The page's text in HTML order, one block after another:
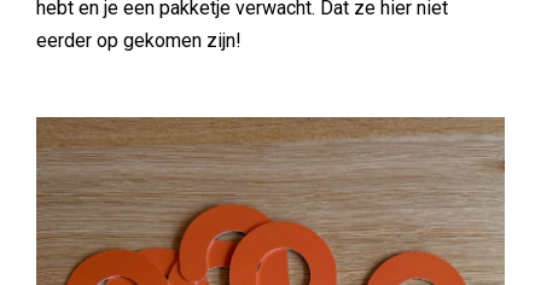
hebt en je een pakketje verwacht. Dat ze hier niet
eerder op gekomen zijn!